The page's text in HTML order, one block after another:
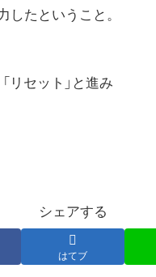
したということ。
リセット」と進み
シェアする
はてブ